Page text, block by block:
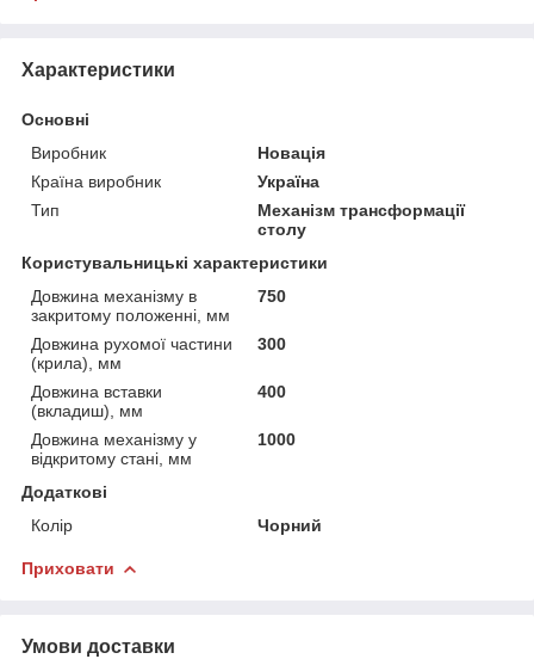
Характеристики
Основні
Виробник
Новація
Країна виробник
Україна
Тип
Механізм трансформації
столу
Користувальницькі характеристики
Довжина механізму в
закритому положенні, мм
750
Довжина рухомої частини
(крила), мм
300
Довжина вставки
(вкладиш), мм
400
Довжина механізму у
відкритому стані, мм
1000
Додаткові
Колір
Чорний
Приховати
Умови доставки